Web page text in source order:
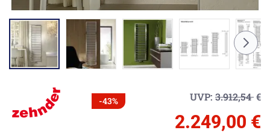
-43% UVP: 3.912,54€
2.249,00 €